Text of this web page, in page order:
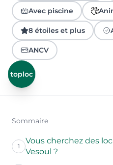
Avec piscine
8 étoiles et plus
ANCV
toploc
Sommaire
1
Vous cherchez des
Vesoul ?